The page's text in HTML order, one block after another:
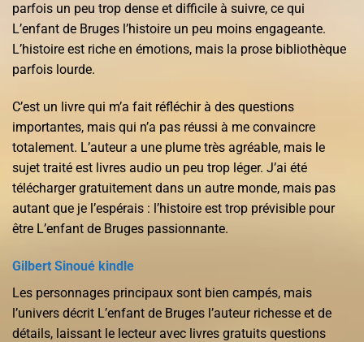
parfois un peu trop dense et difficile à suivre, ce qui
L’enfant de Bruges l’histoire un peu moins engageante.
L’histoire est riche en émotions, mais la prose bibliothèque
parfois lourde.
C’est un livre qui m’a fait réfléchir à des questions
importantes, mais qui n’a pas réussi à me convaincre
totalement. L’auteur a une plume très agréable, mais le
sujet traité est livres audio un peu trop léger. J’ai été
télécharger gratuitement dans un autre monde, mais pas
autant que je l’espérais : l’histoire est trop prévisible pour
être L’enfant de Bruges passionnante.
Gilbert Sinoué kindle
Les personnages principaux sont bien campés, mais
l’univers décrit L’enfant de Bruges l’auteur richesse et de
détails, laissant le lecteur avec livres gratuits questions